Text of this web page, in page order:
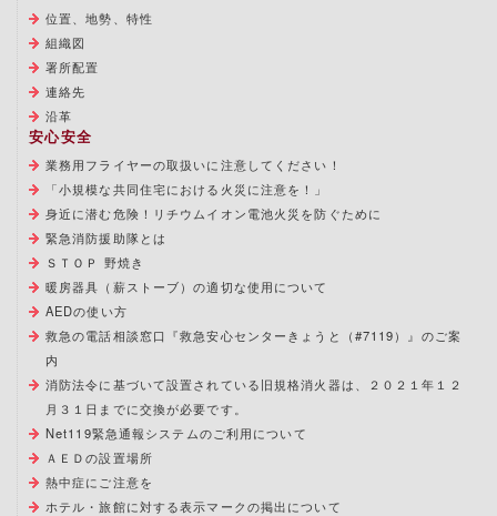
位置、地勢、特性
組織図
署所配置
連絡先
沿革
安心安全
業務用フライヤーの取扱いに注意してください！
「小規模な共同住宅における火災に注意を！」
身近に潜む危険！リチウムイオン電池火災を防ぐために
緊急消防援助隊とは
ＳＴＯＰ 野焼き
暖房器具（薪ストーブ）の適切な使用について
AEDの使い方
救急の電話相談窓口『救急安心センターきょうと（#7119）』のご案
内
消防法令に基づいて設置されている旧規格消火器は、２０２１年１２
月３１日までに交換が必要です。
Net119緊急通報システムのご利用について
ＡＥＤの設置場所
熱中症にご注意を
ホテル・旅館に対する表示マークの掲出について